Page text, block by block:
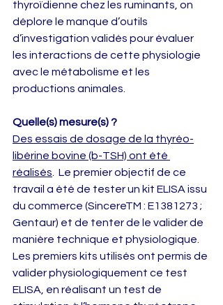
thyroïdienne chez les ruminants, on
déplore le manque d’outils
d’investigation validés pour évaluer
les interactions de cette physiologie
avec le métabolisme et les
productions animales.
Quelle(s) mesure(s) ?
Des essais de dosage de la thyréo-
libérine bovine (b-TSH) ont été
réalisés .  Le premier objectif de ce
travail a été de tester un kit ELISA issu
du commerce (SincereTM : E1381273 ;
Gentaur) et de tenter de le valider de
manière technique et physiologique.
Les premiers kits utilisés ont permis de
valider physiologiquement ce test
ELISA, en réalisant un test de